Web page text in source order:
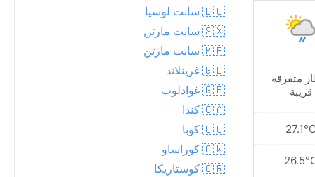
متفرقة
قريبة
27.1°C
أمطار متفرقة قريبة
26.9°C
26.4°C
🇱🇨 سانت لوسيا
🇸🇽 سانت مارتن
🇲🇫 سانت مارتن
🇬🇱 غرينلاند
🇬🇵 غوادلوب
🇨🇦 كندا
🇨🇺 كوبا
🇨🇼 كوراساو
🇨🇷 كوستاريكا